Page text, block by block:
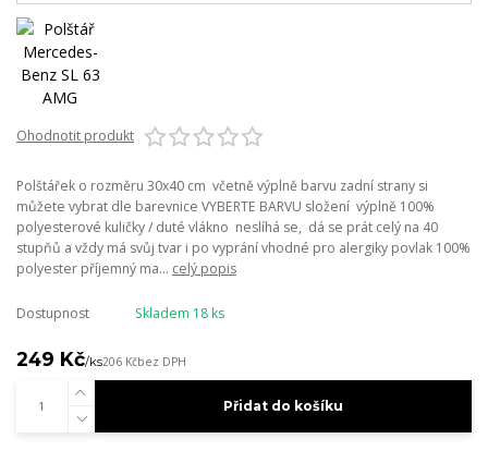
Ohodnotit produkt
Polštářek o rozměru 30x40 cm včetně výplně barvu zadní strany si
můžete vybrat dle barevnice VYBERTE BARVU složení výplně 100%
polyesterové kuličky / duté vlákno neslíhá se, dá se prát celý na 40
stupňů a vždy má svůj tvar i po vyprání vhodné pro alergiky povlak 100%
polyester příjemný ma... celý popis
Dostupnost Skladem 18 ks
249 Kč/ks206 Kčbez DPH
Přidat do košíku